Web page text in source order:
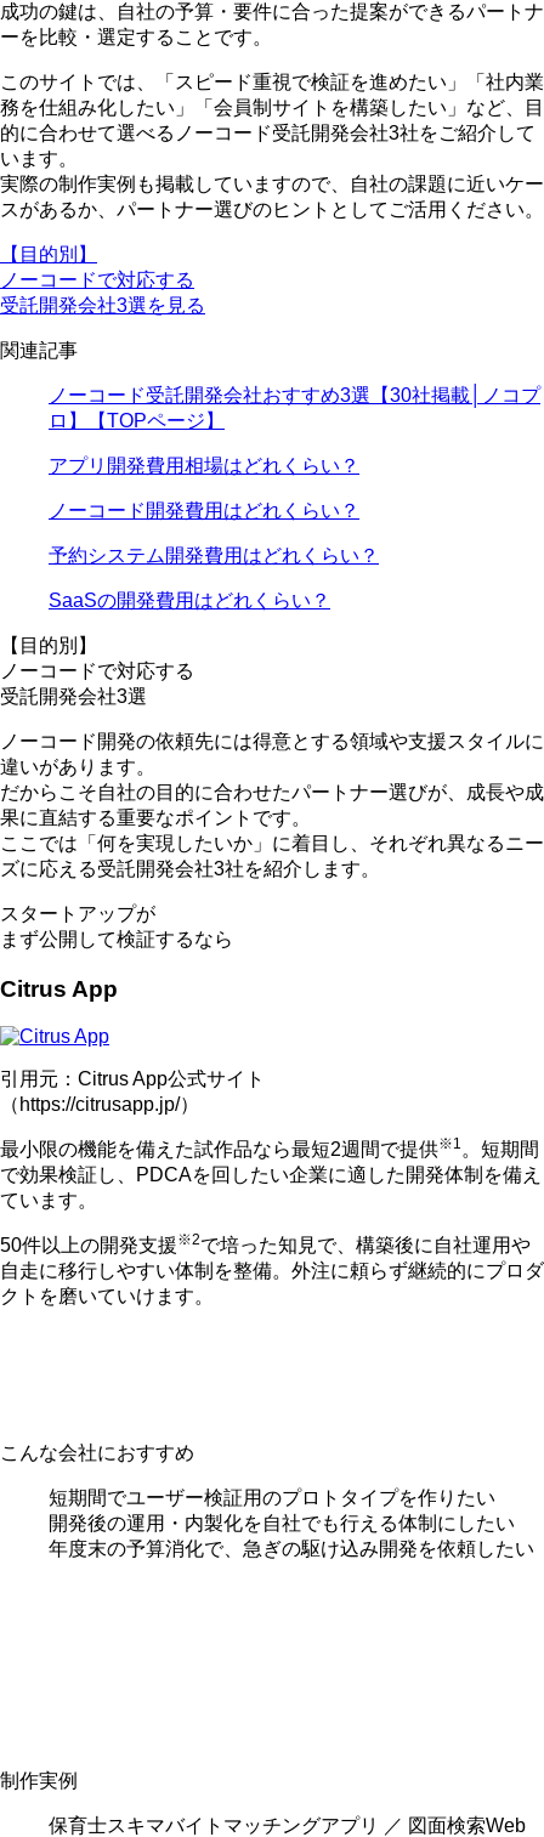
成功の鍵は、自社の予算・要件に合った提案ができるパートナ
ーを比較・選定することです。
このサイトでは、「スピード重視で検証を進めたい」「社内業
務を仕組み化したい」「会員制サイトを構築したい」など、
目
的に合わせて選べるノーコード受託開発会社3社をご紹介 して
います。
実際の制作実例も掲載していますので、自社の課題に近いケー
スがあるか、パートナー選びのヒントとしてご活用ください。
【目的別】
ノーコードで対応する
受託開発会社3選を見る
関連記事
ノーコード受託開発会社おすすめ3選【30社掲載│ノコプ
ロ】【TOPページ】
アプリ開発費用相場はどれくらい？
ノーコード開発費用はどれくらい？
予約システム開発費用はどれくらい？
SaaSの開発費用はどれくらい？
【目的別】
ノーコードで対応する
受託開発会社3選
ノーコード開発の依頼先には得意とする領域や支援スタイルに
違いがあります。
だからこそ自社の目的に合わせたパートナー選びが、
成長や成
果に直結する重要なポイント です。
ここでは「何を実現したいか」に着目し、それぞれ異なるニー
ズに応える受託開発会社3社を紹介します。
スタートアップが
まず公開して検証するなら
Citrus App
引用元：Citrus App公式サイト
（https://citrusapp.jp/）
最小限の機能を備えた試作品なら最短2週間で提供※1 。短期間
で効果検証し、PDCAを回したい企業に適した開発体制を備え
ています。
50件以上の開発支援※2で培った知見で、 構築後に自社運用や
自走に移行しやすい体制 を整備。外注に頼らず継続的にプロダ
クトを磨いていけます。
こんな会社におすすめ
短期間でユーザー検証用のプロトタイプを作りたい
開発後の運用・内製化を自社でも行える体制にしたい
年度末の予算消化で、急ぎの駆け込み開発を依頼したい
制作実例
保育士スキマバイトマッチングアプリ ／ 図面検索Web